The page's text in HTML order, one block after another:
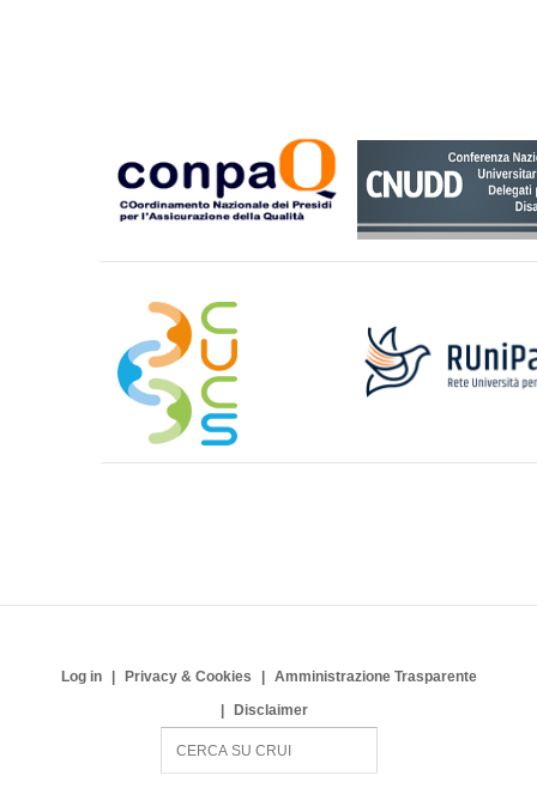
Log in Privacy & Cookies
Amministrazione Trasparente
Disclaimer